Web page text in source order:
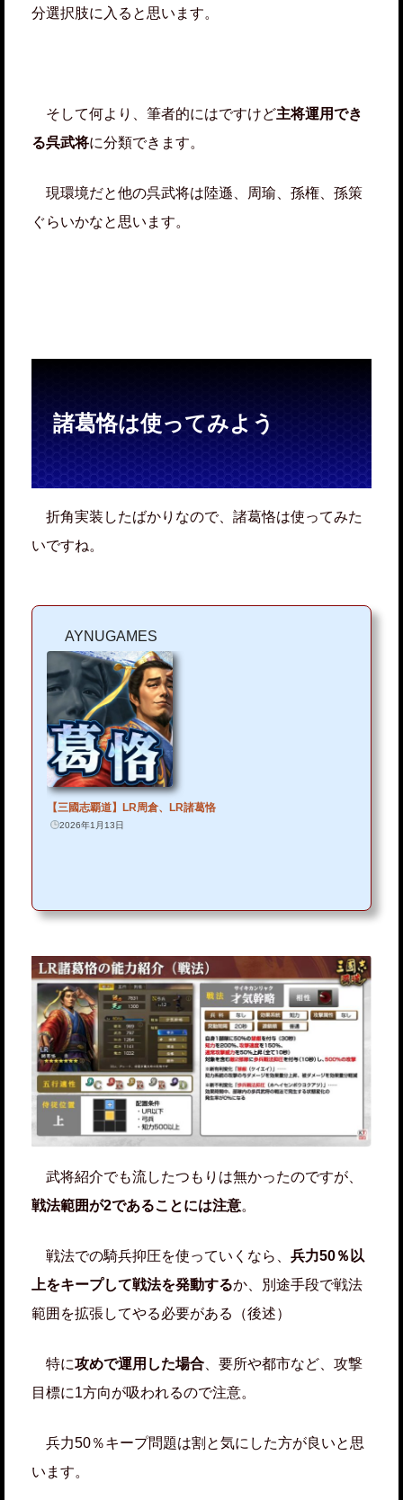
分選択肢に入ると思います。
そして何より、筆者的にはですけど主将運用でき
る呉武将に分類できます。
現環境だと他の呉武将は陸遜、周瑜、孫権、孫策
ぐらいかなと思います。
諸葛恪は使ってみよう
折角実装したばかりなので、諸葛恪は使ってみた
いですね。
AYNUGAMES
【三國志覇道】LR周倉、LR諸葛恪
2026年1月13日
武将紹介でも流したつもりは無かったのですが、
戦法範囲が2であることには注意。
戦法での騎兵抑圧を使っていくなら、 兵力50％以
上をキープして戦法を発動するか、別途手段で戦法
範囲を拡張してやる必要がある（後述）
特に攻めで運用した場合 、要所や都市など、攻撃
目標に1方向が吸われるので注意。
兵力50％キープ問題は割と気にした方が良いと思
います。